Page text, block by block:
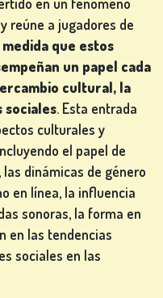
reúne a jugadores de
medida que estos
un papel cada
cultural, la
sociales. Esta entrada
culturales y
el papel de
dinámicas de género
en línea, la influencia
sonoras, la forma en
en las tendencias
sociales en las